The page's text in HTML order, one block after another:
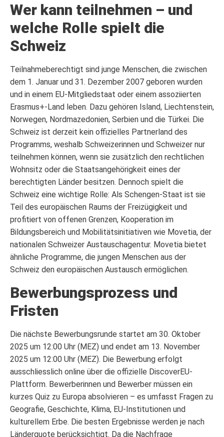
Wer kann teilnehmen – und
welche Rolle spielt die
Schweiz
Teilnahmeberechtigt sind junge Menschen, die zwischen
dem 1. Januar und 31. Dezember 2007 geboren wurden
und in einem EU-Mitgliedstaat oder einem assoziierten
Erasmus+-Land leben. Dazu gehören Island, Liechtenstein,
Norwegen, Nordmazedonien, Serbien und die Türkei. Die
Schweiz ist derzeit kein offizielles Partnerland des
Programms, weshalb Schweizerinnen und Schweizer nur
teilnehmen können, wenn sie zusätzlich den rechtlichen
Wohnsitz oder die Staatsangehörigkeit eines der
berechtigten Länder besitzen. Dennoch spielt die
Schweiz eine wichtige Rolle: Als Schengen-Staat ist sie
Teil des europäischen Raums der Freizügigkeit und
profitiert von offenen Grenzen, Kooperation im
Bildungsbereich und Mobilitätsinitiativen wie Movetia, der
nationalen Schweizer Austauschagentur. Movetia bietet
ähnliche Programme, die jungen Menschen aus der
Schweiz den europäischen Austausch ermöglichen.
Bewerbungsprozess und
Fristen
Die nächste Bewerbungsrunde startet am 30. Oktober
2025 um 12:00 Uhr (MEZ) und endet am 13. November
2025 um 12:00 Uhr (MEZ). Die Bewerbung erfolgt
ausschliesslich online über die offizielle DiscoverEU-
Plattform. Bewerberinnen und Bewerber müssen ein
kurzes Quiz zu Europa absolvieren – es umfasst Fragen zu
Geografie, Geschichte, Klima, EU-Institutionen und
kulturellem Erbe. Die besten Ergebnisse werden je nach
Länderquote berücksichtigt. Da die Nachfrage